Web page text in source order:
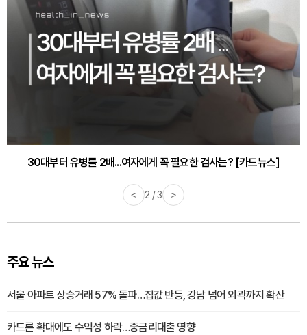
30대부터 유병률 2배...여자에게 꼭 필요한 검사는? [카드뉴스]
감기·독감 예방하고 면역력 높이는 4가지 영양제 [카드뉴스]
< 2 / 3 >
주요 뉴스
서울 아파트 상승거래 57% 돌파…집값 반등, 강남 넘어 외곽까지 확산
카드론 확대에도 수익성 하락…중금리대출 영향